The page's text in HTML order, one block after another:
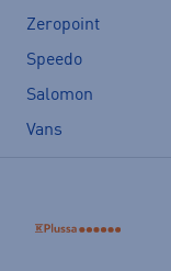
Zeropoint
Speedo
Salomon
Vans